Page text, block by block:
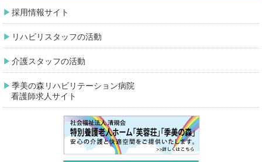
採用情報サイト
リハビリスタッフの活動
介護スタッフの活動
季美の森リハビリテーション病院
看護師求人サイト